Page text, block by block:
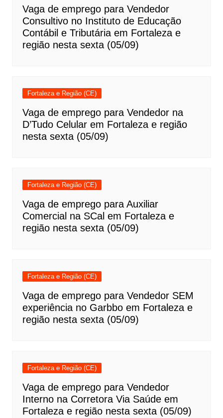
Vaga de emprego para Vendedor
Consultivo no Instituto de Educação
Contábil e Tributária em Fortaleza e
região nesta sexta (05/09)
Fortaleza e Região (CE)
Vaga de emprego para Vendedor na
D’Tudo Celular em Fortaleza e região
nesta sexta (05/09)
Fortaleza e Região (CE)
Vaga de emprego para Auxiliar
Comercial na SCal em Fortaleza e
região nesta sexta (05/09)
Fortaleza e Região (CE)
Vaga de emprego para Vendedor SEM
experiência no Garbbo em Fortaleza e
região nesta sexta (05/09)
Fortaleza e Região (CE)
Vaga de emprego para Vendedor
Interno na Corretora Via Saúde em
Fortaleza e região nesta sexta (05/09)